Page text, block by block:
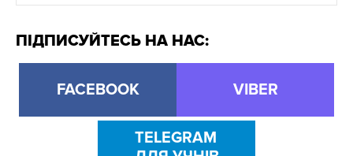
ПІДПИСУЙТЕСЬ НА НАС:
FACEBOOK VIBER
TELEGRAM